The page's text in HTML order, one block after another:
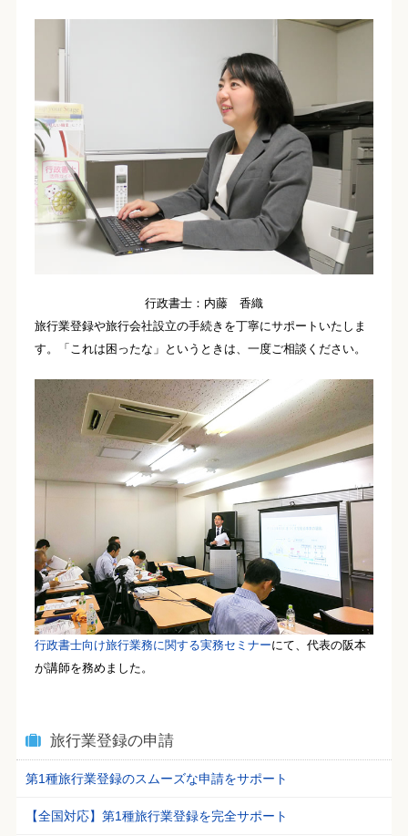
行政書士：内藤 香織
旅行業登録や旅行会社設立の手続きを丁寧にサポートいたしま
す。「これは困ったな」というときは、一度ご相談ください。
行政書士向け旅行業務に関する実務セミナーにて、代表の阪本
が講師を務めました。
旅行業登録の申請
第1種旅行業登録のスムーズな申請をサポート
【全国対応】第1種旅行業登録を完全サポート